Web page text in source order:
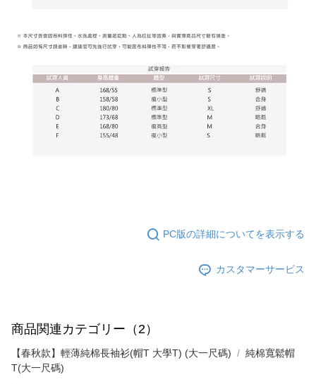
択しないでください。
PC版の詳細についてを表示する
カスタマーサービス
商品関連カテゴリー（2）
【春秋款】輕薄純棉長袖衫(帽T 大學T) (大一尺碼)
純棉寬鬆帽
T(大一尺碼)